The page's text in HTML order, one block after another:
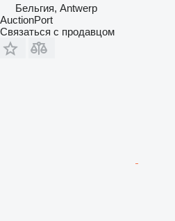
Бельгия, Antwerp
AuctionPort
Связаться с продавцом